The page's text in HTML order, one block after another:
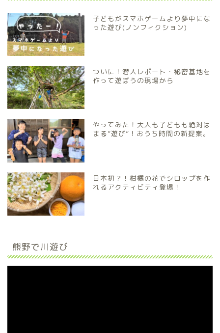
子どもがスマホゲームより夢中にな
った遊び(ノンフィクション)
ついに！潜入レポート・秘密基地を
作って遊ぼうの現場から
やってみた！大人も子どもも絶対は
まる”遊び”！おうち時間の新提案。
日本初？！柑橘の花でシロップを作
れるアクティビティ登場！
熊野で川遊び